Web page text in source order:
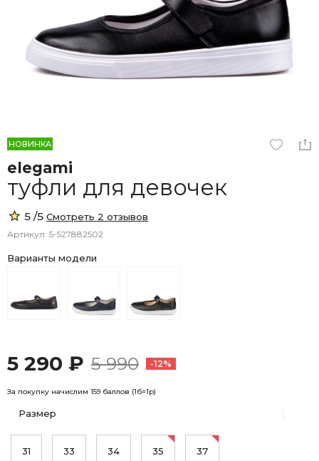
НОВИНКА
elegami
туфли для девочек
5 /5 Смотреть 2 отзывов
Артикул: 5-527882502
Варианты модели
5 290 ₽ 5 990 -12%
За покупку начислим 159 баллов (1б=1р)
Размер
31 33 34 35 37